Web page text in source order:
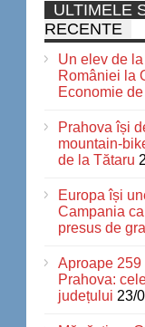
ULTIMELE
RECENTE
Un elev de la
României la
Economie
Prahova își
mountain-
de la Tătaru
Europa își
Campania
presus de
Aproape
Prahova:
județului 23/